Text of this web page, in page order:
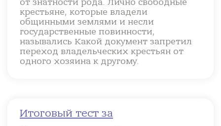
от знатности рода. Лично свободные
крестьяне, которые владели
общинными землями и несли
государственные повинности,
назывались Какой документ запретил
переход владельческих крестьян от
одного хозяина к другому.
Итоговый тест за